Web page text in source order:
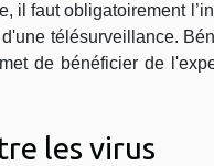
faut obligatoirement
télésurveillance.
de bénéficier de
les virus